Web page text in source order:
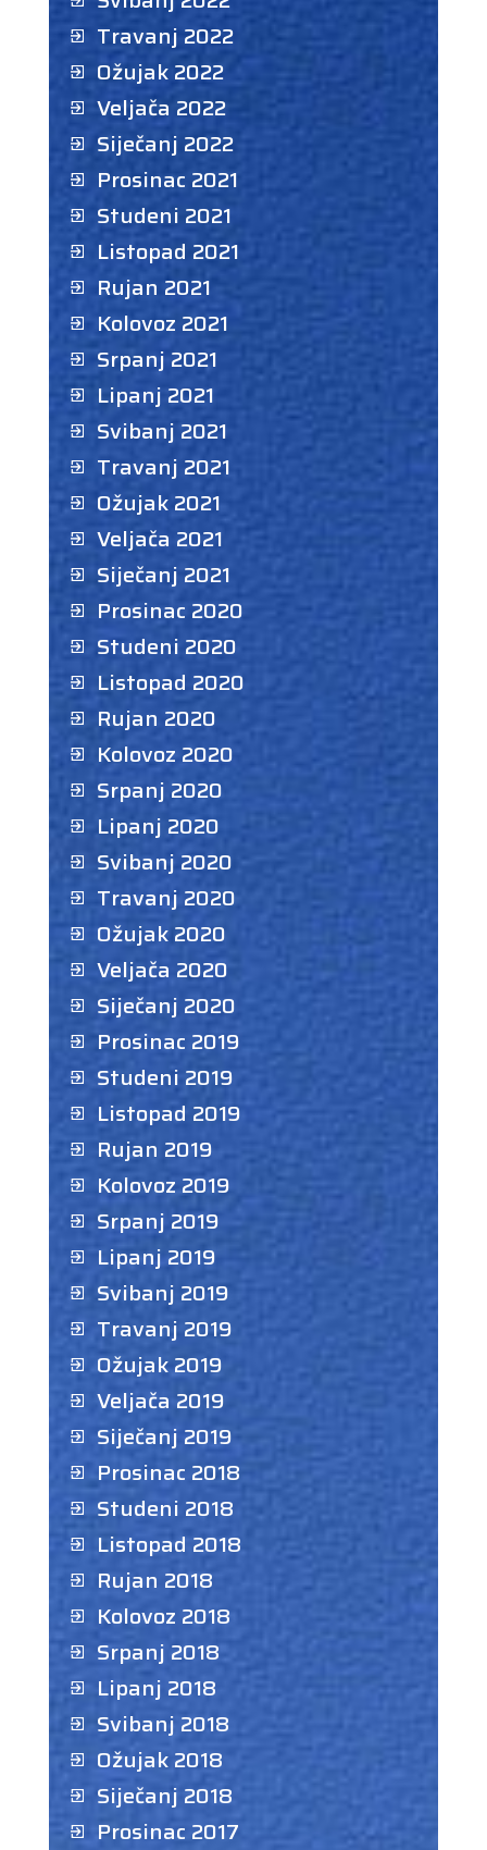
Travanj 2022
Ožujak 2022
Veljača 2022
Siječanj 2022
Prosinac 2021
Studeni 2021
Listopad 2021
Rujan 2021
Kolovoz 2021
Srpanj 2021
Lipanj 2021
Svibanj 2021
Travanj 2021
Ožujak 2021
Veljača 2021
Siječanj 2021
Prosinac 2020
Studeni 2020
Listopad 2020
Rujan 2020
Kolovoz 2020
Srpanj 2020
Lipanj 2020
Svibanj 2020
Travanj 2020
Ožujak 2020
Veljača 2020
Siječanj 2020
Prosinac 2019
Studeni 2019
Listopad 2019
Rujan 2019
Kolovoz 2019
Srpanj 2019
Lipanj 2019
Svibanj 2019
Travanj 2019
Ožujak 2019
Veljača 2019
Siječanj 2019
Prosinac 2018
Studeni 2018
Listopad 2018
Rujan 2018
Kolovoz 2018
Srpanj 2018
Lipanj 2018
Svibanj 2018
Ožujak 2018
Siječanj 2018
Prosinac 2017